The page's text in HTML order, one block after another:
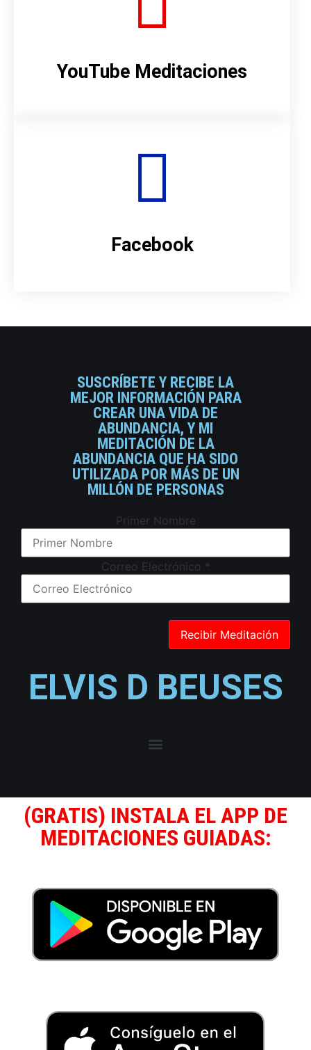
YouTube Meditaciones
Facebook
SUSCRÍBETE Y RECIBE LA
MEJOR INFORMACIÓN PARA
CREAR UNA VIDA DE
ABUNDANCIA, Y MI
MEDITACIÓN DE LA
ABUNDANCIA QUE HA SIDO
UTILIZADA POR MÁS DE UN
MILLÓN DE PERSONAS
Primer Nombre
Correo Electrónico *
ELVIS D BEUSES
(GRATIS) INSTALA EL APP DE
MEDITACIONES GUIADAS: